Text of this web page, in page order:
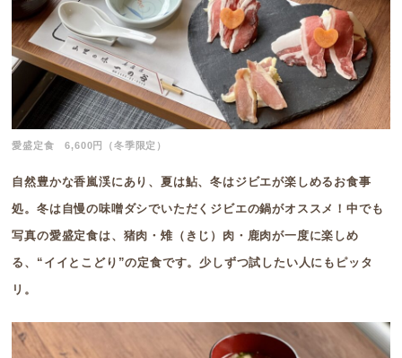
愛盛定食 6,600円（冬季限定）
自然豊かな香嵐渓にあり、夏は鮎、冬はジビエが楽しめるお食事
処。冬は自慢の味噌ダシでいただくジビエの鍋がオススメ！中でも
写真の愛盛定食は、猪肉・雉（きじ）肉・鹿肉が一度に楽しめ
る、“イイとこどり”の定食です。少しずつ試したい人にもピッタ
リ。